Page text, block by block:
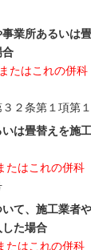
業所あるいは
合
たはこれの併科
２条第１項第
は畳替えを施
たはこれの併科
て、施工業者
た場合
たはこれの併科